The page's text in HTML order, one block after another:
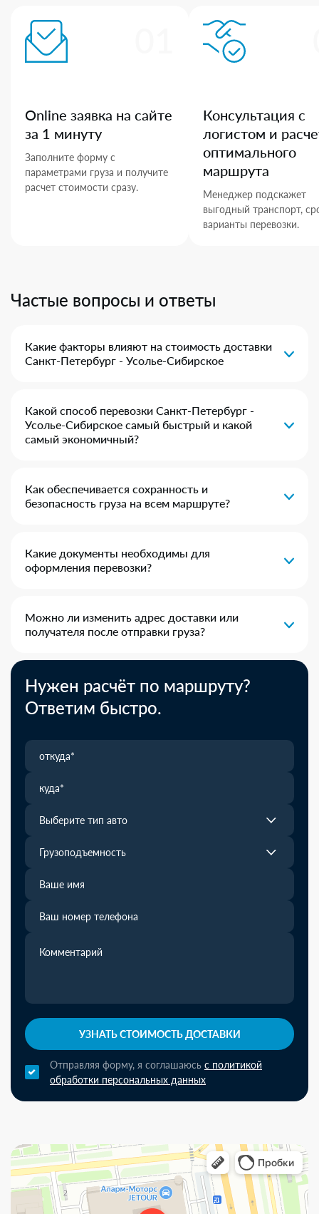
Online заявка на сайте
за 1 минуту
Заполните форму с
параметрами груза и получите
расчет стоимости сразу.
Консультация с
логистом и
оптимального
маршрута
Менеджер подскажет
выгодный транспорт,
варианты перевозки.
Частые вопросы и ответы
Какие факторы влияют на стоимость доставки
Санкт-Петербург - Усолье-Сибирское
Какой способ перевозки Санкт-Петербург -
Усолье-Сибирское самый быстрый и какой
самый экономичный?
Как обеспечивается сохранность и
безопасность груза на всем маршруте?
Какие документы необходимы для
оформления перевозки?
Можно ли изменить адрес доставки или
получателя после отправки груза?
Нужен расчёт по маршруту?
Ответим быстро.
Выберите тип авто
Грузоподъемность
УЗНАТЬ СТОИМОСТЬ ДОСТАВКИ
Отправляя форму, я соглашаюсь с политикой
обработки персональных данных